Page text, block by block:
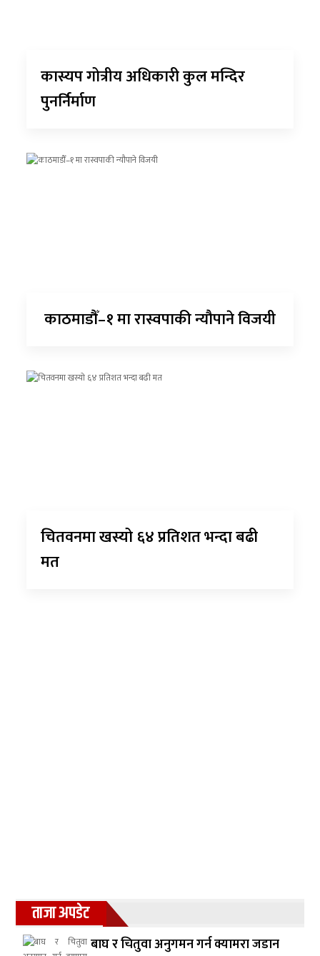
कास्यप गोत्रीय अधिकारी कुल मन्दिर
पुनर्निर्माण
काठमाडौँ–१ मा रास्वपाकी न्यौपाने विजयी
चितवनमा खस्यो ६४ प्रतिशत भन्दा बढी
मत
ताजा अपडेट
बाघ र चितुवा अनुगमन गर्न क्यामरा जडान